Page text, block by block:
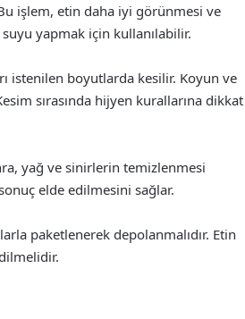
işlem, etin daha iyi görünmesi ve
yapmak için kullanılabilir.
istenilen boyutlarda kesilir. Koyun ve
sırasında hijyen kurallarına dikkat
yağ ve sinirlerin temizlenmesi
elde edilmesini sağlar.
paketlenerek depolanmalıdır. Etin